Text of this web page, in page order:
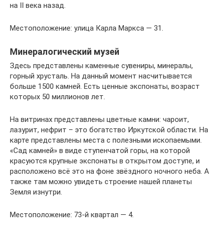
на II века назад.
Местоположение: улица Карла Маркса — 31.
Минералогический музей
Здесь представлены каменные сувениры, минералы,
горный хрусталь. На данный момент насчитывается
больше 1500 камней. Есть ценные экспонаты, возраст
которых 50 миллионов лет.
На витринах представлены цветные камни: чароит,
лазурит, нефрит – это богатство Иркутской области. На
карте представлены места с полезными ископаемыми.
«Сад камней» в виде ступенчатой горы, на которой
красуются крупные экспонаты в открытом доступе, и
расположено всё это на фоне звёздного ночного неба. А
также там можно увидеть строение нашей планеты
Земля изнутри.
Местоположение: 73-й квартал — 4.